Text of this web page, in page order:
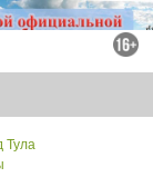
Тула